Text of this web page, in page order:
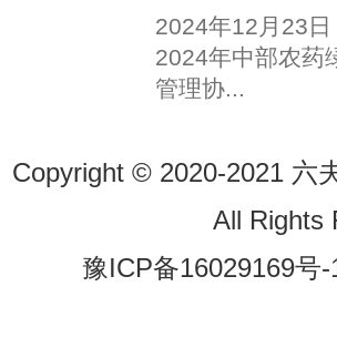
2024年12月23
2024年中部农药
管理协...
Copyright © 2020-2021 六
All
豫ICP备16029169号-